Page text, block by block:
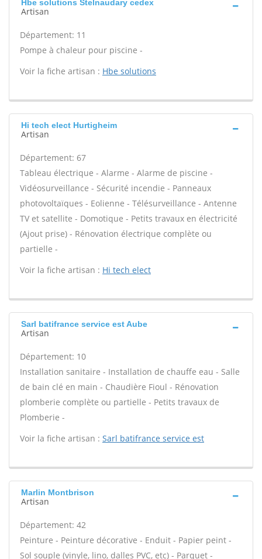
Hbe solutions Stelnaudary cedex
Artisan
Département: 11
Pompe à chaleur pour piscine -
Voir la fiche artisan : Hbe solutions
Hi tech elect Hurtigheim
Artisan
Département: 67
Tableau électrique - Alarme - Alarme de piscine -
Vidéosurveillance - Sécurité incendie - Panneaux
photovoltaïques - Eolienne - Télésurveillance - Antenne
TV et satellite - Domotique - Petits travaux en électricité
(Ajout prise) - Rénovation électrique complète ou
partielle -
Voir la fiche artisan : Hi tech elect
Sarl batifrance service est Aube
Artisan
Département: 10
Installation sanitaire - Installation de chauffe eau - Salle
de bain clé en main - Chaudière Fioul - Rénovation
plomberie complète ou partielle - Petits travaux de
Plomberie -
Voir la fiche artisan : Sarl batifrance service est
Marlin Montbrison
Artisan
Département: 42
Peinture - Peinture décorative - Enduit - Papier peint -
Sol souple (vinyle, lino, dalles PVC, etc) - Parquet -